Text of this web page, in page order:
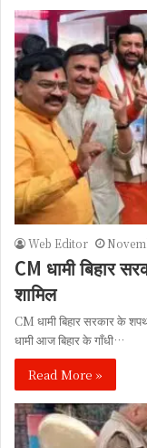
Web Editor
CM धामी बिहार
शामिल
CM धामी बिहार सरकार के
धामी आज बिहार के गाँधी…
Read More »